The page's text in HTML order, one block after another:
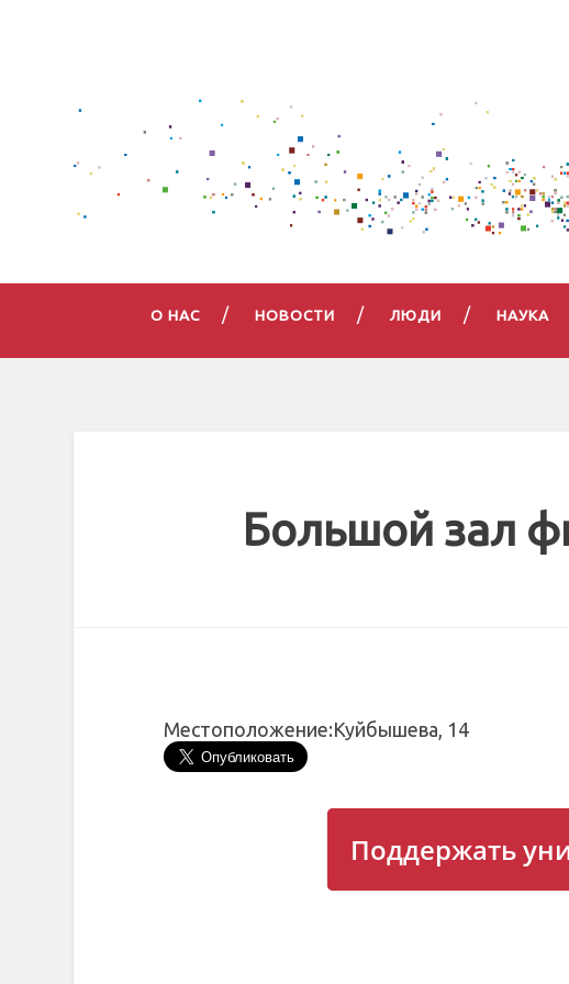
О НАС НОВОСТИ ЛЮДИ НАУКА
Большой зал
Местоположение:Куйбышева, 14
Поддержать